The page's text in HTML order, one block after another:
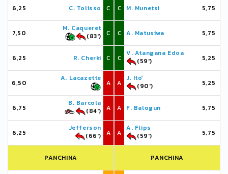
6,25 C. Tolisso C
7,50
M. Caqueret
(83')
C
6,25 R. Cherki C
6,50
A. Lacazette
A
6,75
B. Barcola
(84')
A
6,25
Jefferson
(66')
A
PANCHINA
C M. Munetsi 5,75
C A. Matusiwa 5,75
C
V. Atangana Edoa
(59')
5,25
A
J. Itō
(90')
5,25
A F. Balogun 5,75
A
A. Flips
(59')
5,75
PANCHINA